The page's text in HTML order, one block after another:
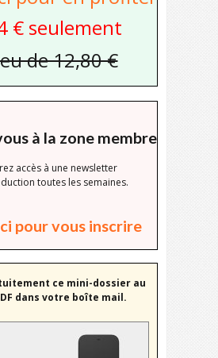
€ seulement
de 12,80 €
à la zone membre
accès à une newsletter
toutes les semaines.
pour vous inscrire
ce mini-dossier au
dans votre boîte mail.